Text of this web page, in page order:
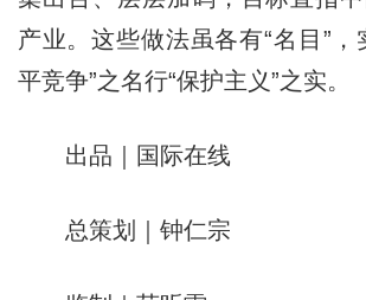
产业。这些做法虽各有“名目”，
平竞争”之名行“保护主义”之实。
出品｜国际在线
总策划｜钟仁宗